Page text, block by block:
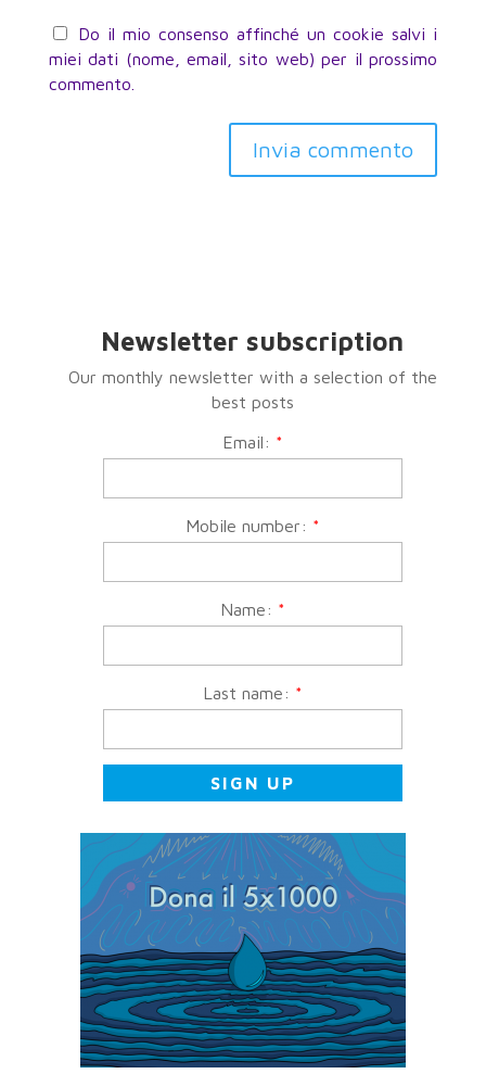
Do il mio consenso affinché un cookie salvi i
miei dati (nome, email, sito web) per il prossimo
commento.
Invia commento
Newsletter subscription
Our monthly newsletter with a selection of the
best posts
Email: *
Mobile number: *
Name: *
Last name: *